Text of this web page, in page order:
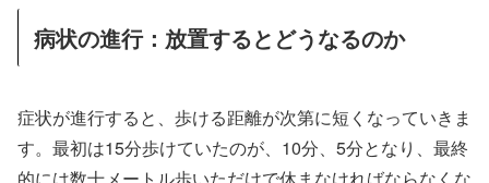
病状の進行：放置するとどうなるのか
症状が進行すると、歩ける距離が次第に短くなっていきま
す。最初は15分歩けていたのが、10分、5分となり、最終
的には数十メートル歩いただけで休まなければならなくな